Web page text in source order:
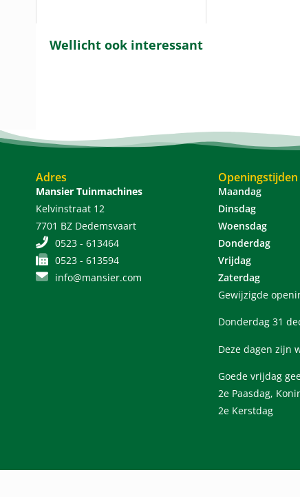
Wellicht ook interessant
Adres
Mansier Tuinmachines
Kelvinstraat 12
7701 BZ Dedemsvaart
0523 - 613464
0523 - 613594
info@mansier.com
Openingstijden
Maandag
Dinsdag
Woensdag
Donderdag
Vrijdag
Zaterdag
Gewijzigde
Donderdag 31
Deze dagen zijn
Goede vrijdag
2e Paasdag,
2e Kerstdag